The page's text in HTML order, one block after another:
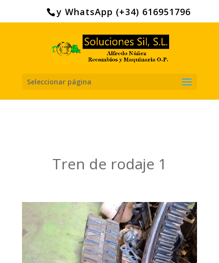
y WhatsApp (+34) 616951796
Seleccionar página
Tren de rodaje 1